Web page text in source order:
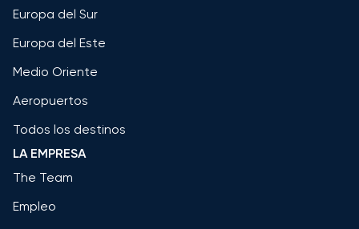
Europa del Sur
Europa del Este
Medio Oriente
Aeropuertos
Todos los destinos
LA EMPRESA
The Team
Empleo